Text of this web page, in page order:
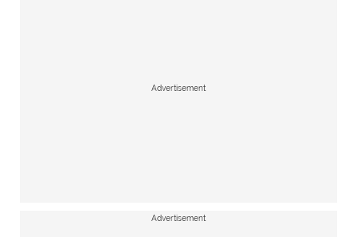
Advertisement
Advertisement